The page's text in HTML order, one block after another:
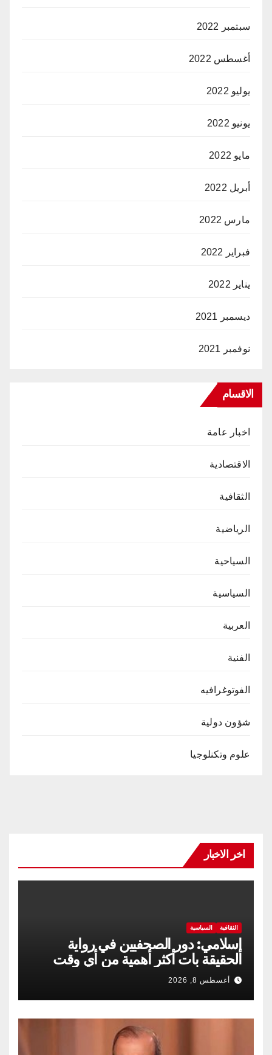
سبتمبر 2022
أغسطس 2022
يوليو 2022
يونيو 2022
مايو 2022
أبريل 2022
مارس 2022
فبراير 2022
يناير 2022
ديسمبر 2021
نوفمبر 2021
الاقسام
اخبار عامة
الاقتصادية
الثقافية
الرياضية
السياحية
السياسية
العربية
الفنية
الفوتوغرافيه
شؤون دولية
علوم وتكنلوجيا
اخر الاخبار
الثقافية السياسية
إسلامي: دور الصحفيين في رواية
الحقيقة بات أكثر أهمية من أي وقت
مضى
أغسطس 8, 2026